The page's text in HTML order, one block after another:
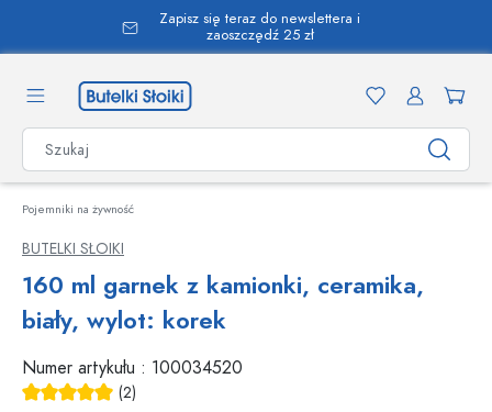
zawartości
Zapisz się teraz do newslettera i
zaoszczędź 25 zł
Pojemniki na żywność
BUTELKI SŁOIKI
160 ml garnek z kamionki, ceramika,
biały, wylot: korek
Numer artykułu : 100034520
(2)